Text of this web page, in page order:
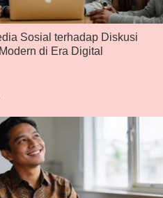
Sosial terhadap Diskusi
di Era Digital